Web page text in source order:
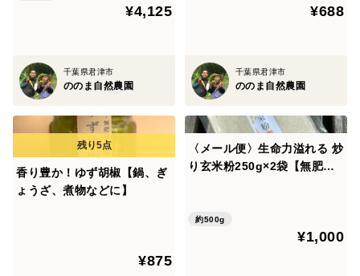
¥4,125
千葉県君津市
ののま自然農園
¥688
千葉県君津市
ののま自然農園
香り豊か！ゆず胡椒【鍋、ぎ
ょうざ、煮物などに】
¥875
〈メール便〉生命力溢れる 炒
り玄米粉250g×2袋【無肥
約500g
¥1,000